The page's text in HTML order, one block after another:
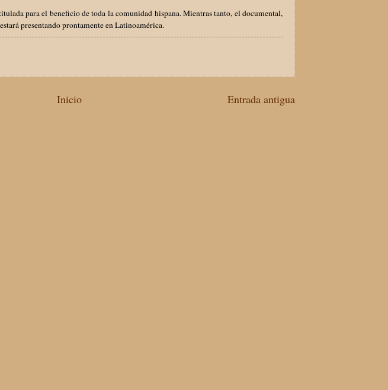
para el beneficio de toda la comunidad hispana. Mientras tanto, el documental,
presentando prontamente en Latinoamérica.
Entrada antigua
Inicio